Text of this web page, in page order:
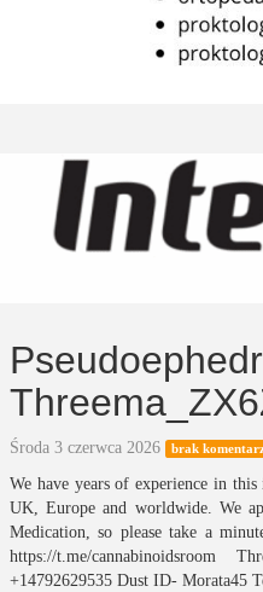
Środa 3 czerwca 2026 brak
We have years of experience in
UK, Europe and worldwide. We
Medication, so please take a
https://t.me/cannabinoidsroom
+14792629535 Dust ID- Morata45